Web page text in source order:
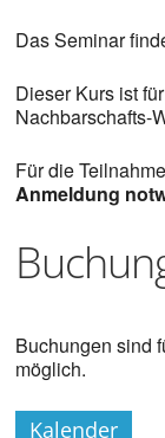
Das Seminar
Dieser Kurs ist
Nachbarschafts-
Für die
Anmeldung
Buchungen sind
möglich.
Kalender